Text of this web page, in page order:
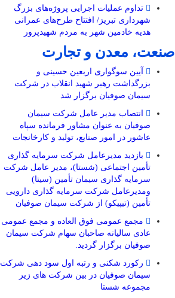
تداوم عملیات اجرایی پروژه‌های بزرگ
شهرداری تبریز/ افتتاح طرح‌های عمرانی
هدیه خادمین شهر به مردم شهیدپرور
صنعت، معدن و تجارت
آیین سوگواری اربعین حسینی و
بزرگداشت رهبر شهید انقلاب در شرکت
سیمان صوفیان برگزار شد
انتصاب مدیر عامل شرکت سیمان
صوفیان به عنوان مشاور فرمانده سپاه
عاشور در امور صنایع، تولید و کارخانجات
بازدید مدیرعامل شرکت سرمایه گذاری
تأمین اجتماعی (شستا)، مدیر عامل شرکت
سرمایه گذاری سیمان تأمین (سیتا)
ومدیرعامل شرکت سرمایه گذاری دارویی
تأمین (تیپیکو) از شرکت سیمان صوفیان
مجمع عمومی فوق العاده و مجمع عمومی
عادی سالیانه صاحبان سهام شرکت سیمان
صوفیان برگزار گردید.
رکورد شکنی و رتبه اول سود دهی شرکت
سیمان صوفیان در بین شرکت های زیر
مجموعه شستا